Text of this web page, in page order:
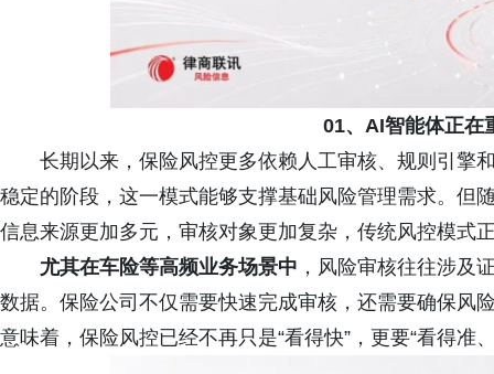
01、AI智能体正在
长期以来，保险风控更多依赖人工审核、规则引擎
稳定的阶段，这一模式能够支撑基础风险管理需求。但
信息来源更加多元，审核对象更加复杂，传统风控模式
尤其在车险等高频业务场景中 ，风险审核往往涉及
数据。保险公司不仅需要快速完成审核，还需要确保风
意味着，保险风控已经不再只是“看得快”，更要“看得准